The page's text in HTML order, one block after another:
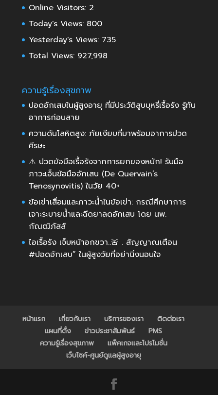
Online Visitors: 2
Today's Views: 800
Yesterday's Views: 735
Total Views: 927,998
ความรู้เรื่องสุขภาพ
ปอดอักเสบในผู้สูงอายุ ที่มีประวัติสูบบุหรี่เรื้อรัง รู้ทัน
อาการก่อนสาย
ความดันโลหิตสูง: ภัยเงียบที่มาพร้อมอาการปวด
ศีรษะ
⚠️ ปวดข้อมือเรื้อรังจากการยกของหนัก! รับมือ
ภาวะเอ็นข้อมืออักเสบ (De Quervain’s
Tenosynovitis) ในวัย 40+
ข้อเข่าเสื่อมและภาวะน้ำในข้อเข่า: กรณีศึกษาการ
เจาะระบายน้ำและฉีดยาลดอักเสบ โดย นพ.
กัณฒิภัสส์
ไอเรื้อรัง เจ็บหน้าอกขวา..🚨 . สัญญาณเตือน
#ปอดอักเสบ” ในผู้สูงวัยที่อย่านิ่งนอนใจ
หน้าแรก เกี่ยวกับเรา บริการของเรา
ติดต่อเรา
แผนที่ตั้ง
ข่าวประชาสัมพันธ์
PMS
ความรู้เรื่องสุขภาพ
แพ็คเกจและโปรโมชั่น
เว็บไซค์-ศูนย์ดูแลผู้สูงอายุ